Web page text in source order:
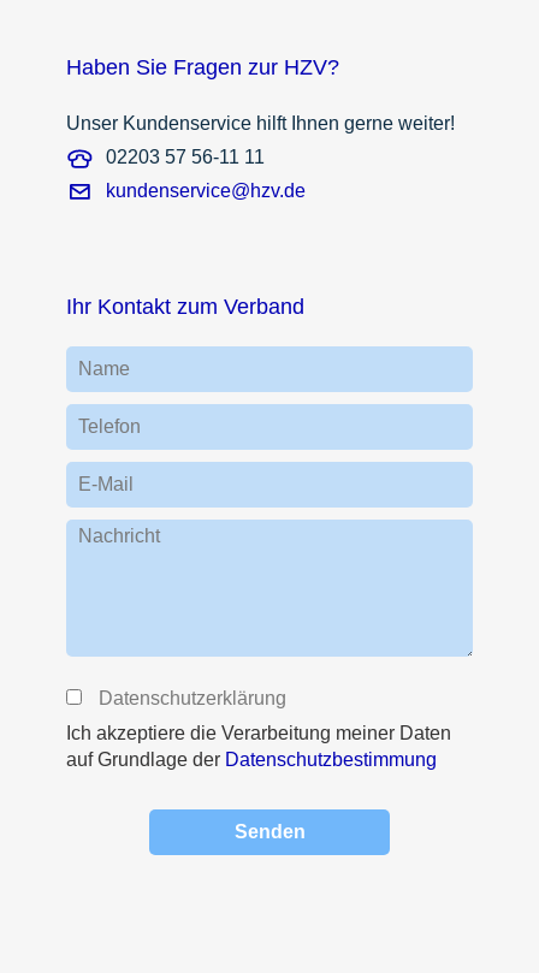
Haben Sie Fragen zur HZV?
Unser Kundenservice hilft Ihnen gerne weiter!
02203 57 56-11 11
kundenservice@hzv.de
Ihr Kontakt zum Verband
Name
Telefon
E-Mail
Nachricht
Datenschutzerklärung
Ich akzeptiere die Verarbeitung meiner Daten
auf Grundlage der Datenschutzbestimmung